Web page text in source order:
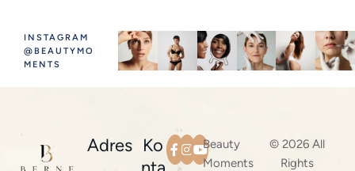
INSTAGRAM
@BEAUTYMO
MENTS
Adres Ko
Beauty
Moments
© 2026 All
Rights